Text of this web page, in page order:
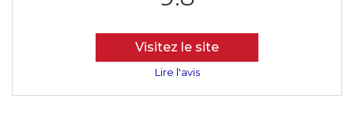
Visitez le site
Lire l'avis